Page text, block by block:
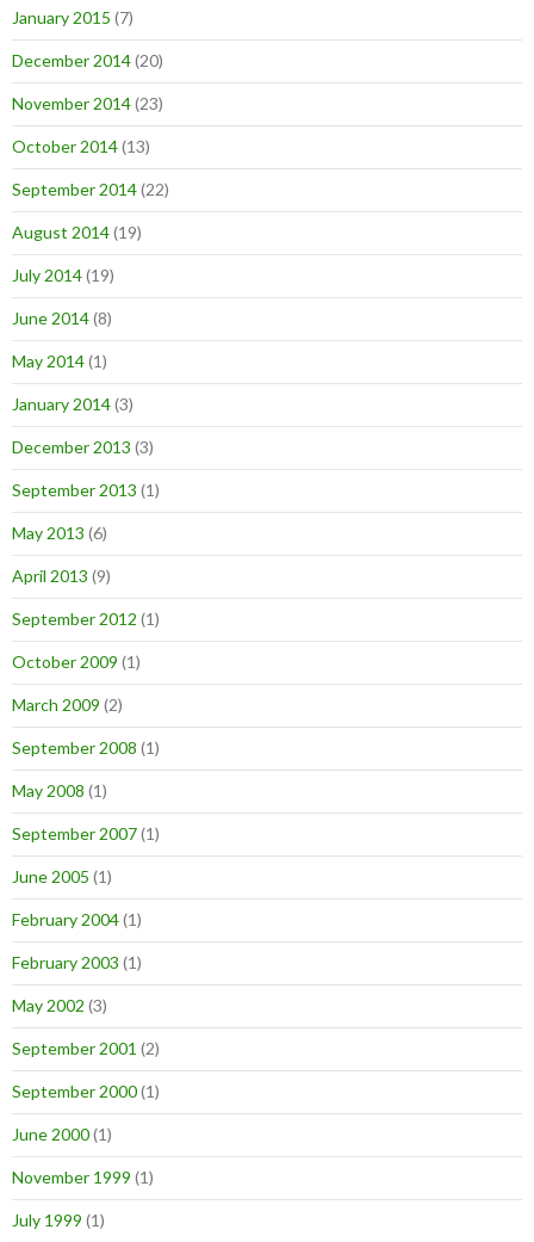
January 2015 (7)
December 2014(20)
November 2014(23)
October 2014(13)
September 2014(22)
August 2014(19)
July 2014(19)
June 2014(8)
May 2014(1)
January 2014(3)
December 2013 (3)
September 2013 (1)
May 2013 (6)
April 2013 (9)
September 2012 (1)
October 2009 (1)
March 2009 (2)
September 2008 (1)
May 2008 (1)
September 2007(1)
June 2005 (1)
February 2004(1)
February 2003 (1)
May 2002 (3)
September 2001 (2)
September 2000(1)
June 2000(1)
November 1999 (1)
July 1999 (1)